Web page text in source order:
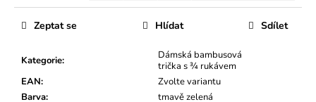
Kategorie:
Dámská bambusová
trička s ¾ rukávem
EAN:
Zvolte variantu
Barva:
tmavě zelená
Zeptat se Hlídat Sdílet